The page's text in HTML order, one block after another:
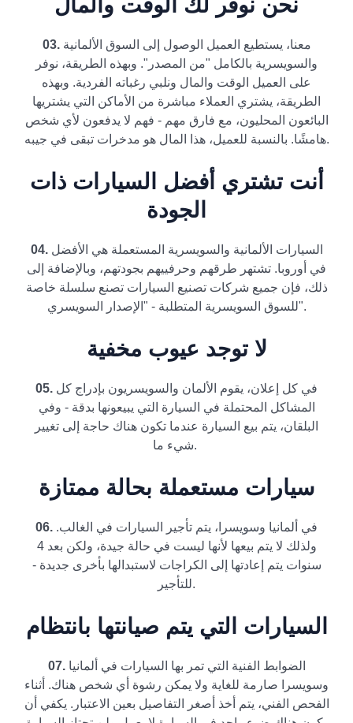
نحن نوفر لك الوقت والمال
03.معنا، يستطيع العميل الوصول إلى السوق الألمانية
والسويسرية بالكامل "من المصدر". وبهذه الطريقة، نوفر
على العميل الوقت والمال ونلبي رغباته الفردية. وبهذه
الطريقة، يشتري العملاء مباشرة من الأماكن التي يشتريها
البائعون المحليون، مع فارق مهم - فهم لا يدفعون لأي شخص
هامشًا. بالنسبة للعميل، هذا المال هو مدخرات تبقى في جيبه.
أنت تشتري أفضل السيارات ذات
الجودة
04.السيارات الألمانية والسويسرية المستعملة هي الأفضل
في أوروبا. تشتهر طرقهم وحرفييهم بجودتهم، وبالإضافة إلى
ذلك، فإن جميع شركات تصنيع السيارات تصنع سلسلة خاصة
للسوق السويسرية المتطلبة - "الإصدار السويسري".
لا توجد عيوب مخفية
05.
المشاكل المحتملة في السيارة التي يبيعونها بدقة - وفي
البلقان، يتم بيع السيارة عندما تكون هناك حاجة إلى تغيير
شيء ما.
سيارات مستعملة بحالة ممتازة
06.
ولذلك لا يتم بيعها لأنها ليست في حالة جيدة، ولكن بعد 4
سنوات يتم إعادتها إلى الكراجات لاستبدالها بأخرى جديدة -
للتأجير.
السيارات التي يتم صيانتها بانتظام
07.الضوابط الفنية التي تمر بها السيارات في ألمانيا
وسويسرا صارمة للغاية ولا يمكن رشوة أي شخص هناك. أثناء
الفحص الفني، يتم أخذ أصغر التفاصيل بعين الاعتبار. يكفي أن